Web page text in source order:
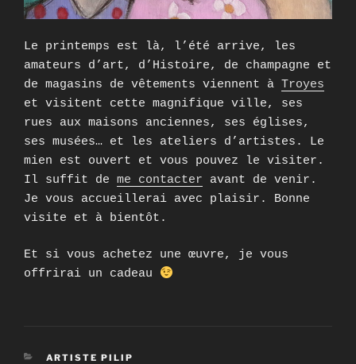
Le printemps est là, l’été arrive, les
amateurs d’art, d’Histoire, de champagne et
de magasins de vêtements viennent à Troyes
et visitent cette magnifique ville, ses
rues aux maisons anciennes, ses églises,
ses musées… et les ateliers d’artistes. Le
mien est ouvert et vous pouvez le visiter.
Il suffit de me contacter avant de venir.
Je vous accueillerai avec plaisir. Bonne
visite et à bientôt.
Et si vous achetez une œuvre, je vous
offrirai un cadeau
CATÉGORIES
ARTISTE PILIP